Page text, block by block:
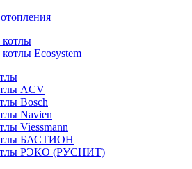
котлы
Ecosystem
ACV
Bosch
Navien
Viessmann
БАСТИОН
РЭКО (РУСНИТ)